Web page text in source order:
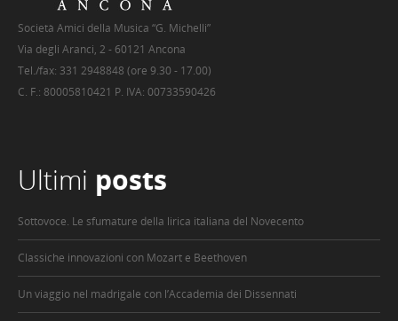
Società Amici della Musica “G. Michelli”
Via degli Aranci, 2 - 60121 Ancona
Tel./fax: 331 2948848 (ore 9.30 - 17.00)
C. F.: 80005810421 P. IVA: 00733590426
Ultimi posts
Sottovoce. Le sfumature della lirica italiana del Novecento
Classiche innovazioni con Mozart e Beethoven
Un viaggio nel madrigale con l’Accademia dei Dissennati